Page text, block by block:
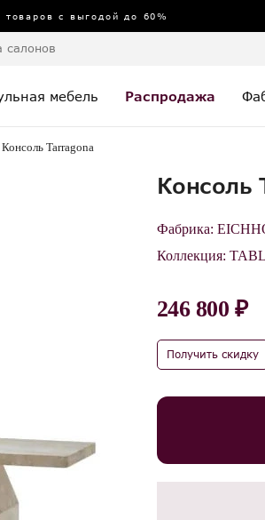
товаров с выгодой до 60%
салонов
мебель Распродажа
Консоль Tarragona
Консоль
Фабрика:
Коллекция:
246 800 ₽
Получить скидку